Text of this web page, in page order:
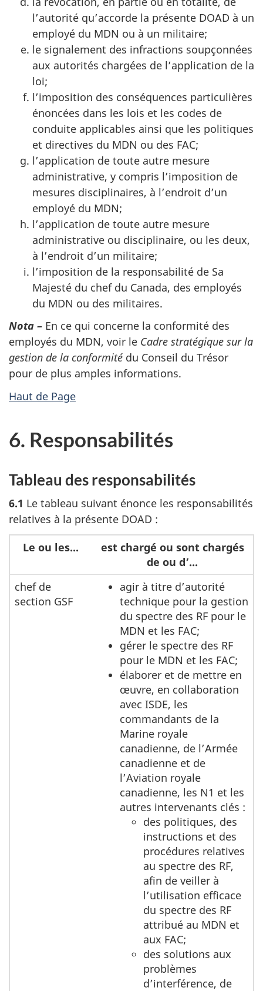
l’autorité qu’accorde la présente DOAD à un
employé du MDN ou à un militaire;
le signalement des infractions soupçonnées
aux autorités chargées de l’application de la
loi;
l’imposition des conséquences particulières
énoncées dans les lois et les codes de
conduite applicables ainsi que les politiques
et directives du MDN ou des FAC;
l’application de toute autre mesure
administrative, y compris l’imposition de
mesures disciplinaires, à l’endroit d’un
employé du MDN;
l’application de toute autre mesure
administrative ou disciplinaire, ou les deux,
à l’endroit d’un militaire;
l’imposition de la responsabilité de Sa
Majesté du chef du Canada, des employés
du MDN ou des militaires.
Nota – En ce qui concerne la conformité des
employés du MDN, voir le Cadre stratégique sur la
gestion de la conformité du Conseil du Trésor
pour de plus amples informations.
Haut de Page
6. Responsabilités
Tableau des responsabilités
6.1 Le tableau suivant énonce les responsabilités
relatives à la présente DOAD :
Le ou les...
est chargé ou sont chargés
de ou d’...
chef de
section GSF
agir à titre d’autorité
technique pour la gestion
du spectre des RF pour le
MDN et les FAC;
gérer le spectre des RF
pour le MDN et les FAC;
élaborer et de mettre en
œuvre, en collaboration
avec ISDE, les
commandants de la
Marine royale
canadienne, de l’Armée
canadienne et de
l’Aviation royale
canadienne, les N1 et les
autres intervenants clés :
des politiques, des
instructions et des
procédures relatives
au spectre des RF,
afin de veiller à
l’utilisation efficace
du spectre des RF
attribué au MDN et
aux FAC;
des solutions aux
problèmes
d’interférence, de